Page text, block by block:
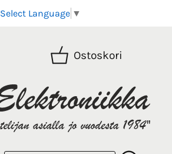
Select Language ▼
Ostoskori